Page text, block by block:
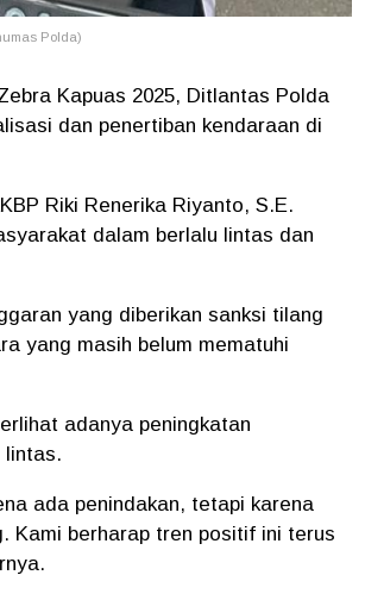
Polda)
Kapuas 2025, Ditlantas Polda
dan penertiban kendaraan di
Riki Renerika Riyanto, S.E.
dalam berlalu lintas dan
yang diberikan sanksi tilang
yang masih belum mematuhi
adanya peningkatan
lintas.
ada penindakan, tetapi karena
Kami berharap tren positif ini terus